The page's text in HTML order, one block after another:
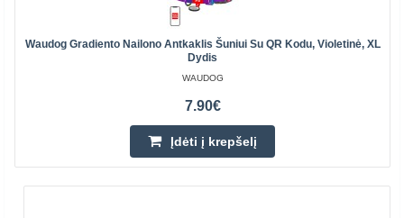
Waudog Gradiento Nailono Antkaklis Šuniui Su QR Kodu, Violetinė, XL
Dydis
WAUDOG
7.90€
Įdėti į krepšelį